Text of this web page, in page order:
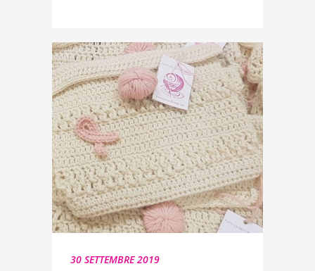
30 SETTEMBRE 2019